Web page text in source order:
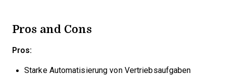
Pros and Cons
Pros:
Starke Automatisierung von Vertriebsaufgaben